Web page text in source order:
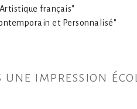
français"
et Personnalisé"
une impression